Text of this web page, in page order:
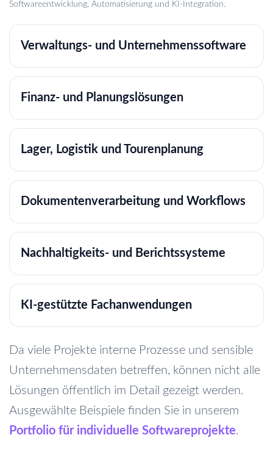
Softwareentwicklung, Automatisierung und KI-Integration.
Verwaltungs- und Unternehmenssoftware
Finanz- und Planungslösungen
Lager, Logistik und Tourenplanung
Dokumentenverarbeitung und Workflows
Nachhaltigkeits- und Berichtssysteme
KI-gestützte Fachanwendungen
Da viele Projekte interne Prozesse und sensible
Unternehmensdaten betreffen, können nicht alle
Lösungen öffentlich im Detail gezeigt werden.
Ausgewählte Beispiele finden Sie in unserem
Portfolio für individuelle Softwareprojekte.